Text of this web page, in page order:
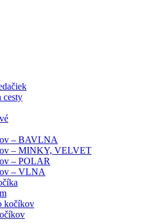
cesty
– BAVLNA
– MINKY, VELVET
– POLAR
– VLNA
kočíkov